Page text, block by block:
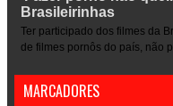
Brasileirinhas
Ter participado dos filmes da
de filmes pornôs do país, não
MARCADORES